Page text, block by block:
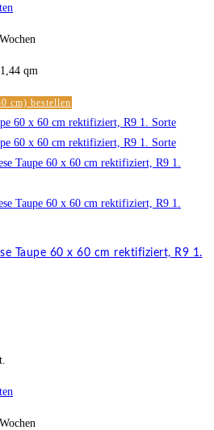
qm
cm) bestellen
Taupe 60 x 60 cm rektifiziert, R9 1.